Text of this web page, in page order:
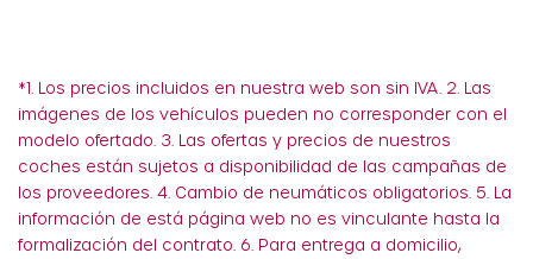
*1. Los precios incluidos en nuestra web son sin IVA. 2. Las
imágenes de los vehículos pueden no corresponder con el
modelo ofertado. 3. Las ofertas y precios de nuestros
coches están sujetos a disponibilidad de las campañas de
los proveedores. 4. Cambio de neumáticos obligatorios. 5. La
información de está página web no es vinculante hasta la
formalización del contrato. 6. Para entrega a domicilio,